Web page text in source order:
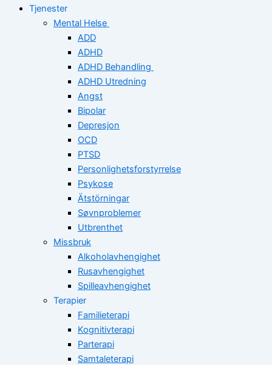
Tjenester
Mental Helse
ADD
ADHD
ADHD Behandling
ADHD Utredning
Angst
Bipolar
Depresjon
OCD
PTSD
Personlighetsforstyrrelse
Psykose
Ätstörningar
Søvnproblemer
Utbrenthet
Missbruk
Alkoholavhengighet
Rusavhengighet
Spilleavhengighet
Terapier
Familieterapi
Kognitivterapi
Parterapi
Samtaleterapi